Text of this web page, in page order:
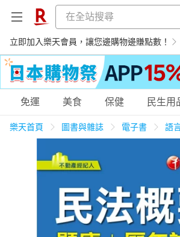
立即加入樂天會員，讓您邊購物邊賺點數！
購物網分類
天天免運 美食蛋糕 養生保
3C家電 運動休
免運 美食 保健 民生用
樂天首頁 圖書與雜誌 電子書 語